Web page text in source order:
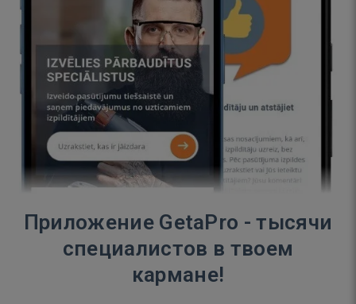
Приложение GetaPro - тысячи
специалистов в твоем
кармане!